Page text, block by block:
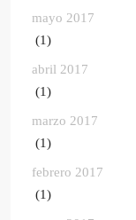
mayo 2017
(1)
abril 2017
(1)
marzo 2017
(1)
febrero 2017
(1)